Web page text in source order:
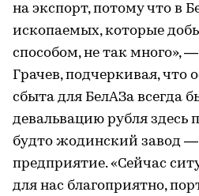
на экспорт, потому что в
ископаемых, которые
способом, не так много»,
Грачев, подчеркивая,
сбыта для БелАЗа всегда
девальвацию рубля здесь
будто жодинский завод —
предприятие. «Сейчас
для нас благоприятно,